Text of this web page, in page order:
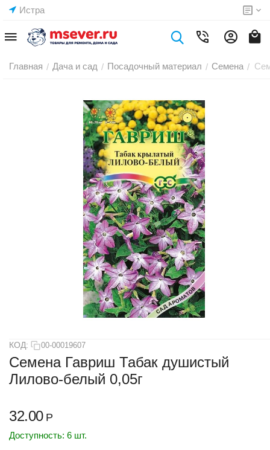
Истра
Главная / Дача и сад / Посадочный материал / Семена /
КОД: 00-00019607
Семена Гавриш Табак душистый
Лилово-белый 0,05г
32.00 Р
Доступность: 6 шт.